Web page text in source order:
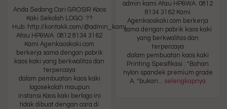
admin kami Atau HP&WA 0812
8134 3162 Kami
Agenkaoskaki.com berkerja
sama dengan pabrik kaos kaki
yang berkwalitas dan
terpercaya
dalam pembuatan kaos kaki
Printing Spesifikasi : *Bahan
nylon spandek premium grade
A. *bukan... selengkapnya
Anda Sedang Cari GROSIR Kaos
Kaki Sekolah LOGO ??
Hub: http://kontakk.com/@admin_kami
Atau HP&WA 0812 8134 3162
Kami Agenkaoskaki.com
berkerja sama dengan pabrik
kaos kaki yang berkwalitas dan
terpercaya
dalam pembuatan kaos kaki
logosekolah maupun
instansi.Kaos kaki berlogo ini
tidak dibuat dengan cara di